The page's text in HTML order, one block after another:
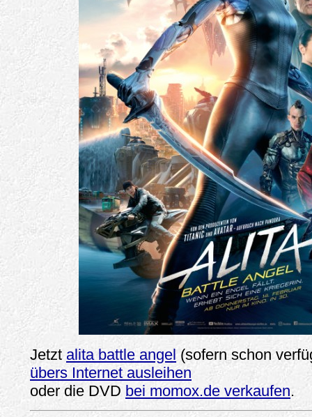
Jetzt alita battle angel (sofern schon
übers Internet ausleihen
oder die DVD bei momox.de verkaufen.